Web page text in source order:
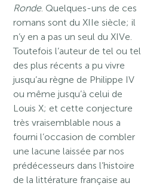
Ronde. Quelques-uns de ces
romans sont du XIIe siècle; il
n’y en a pas un seul du XIVe.
Toutefois l’auteur de tel ou tel
des plus récents a pu vivre
jusqu’au règne de Philippe IV
ou même jusqu’à celui de
Louis X; et cette conjecture
très vraisemblable nous a
fourni l’occasion de combler
une lacune laissée par nos
prédécesseurs dans l’histoire
de la littérature française au